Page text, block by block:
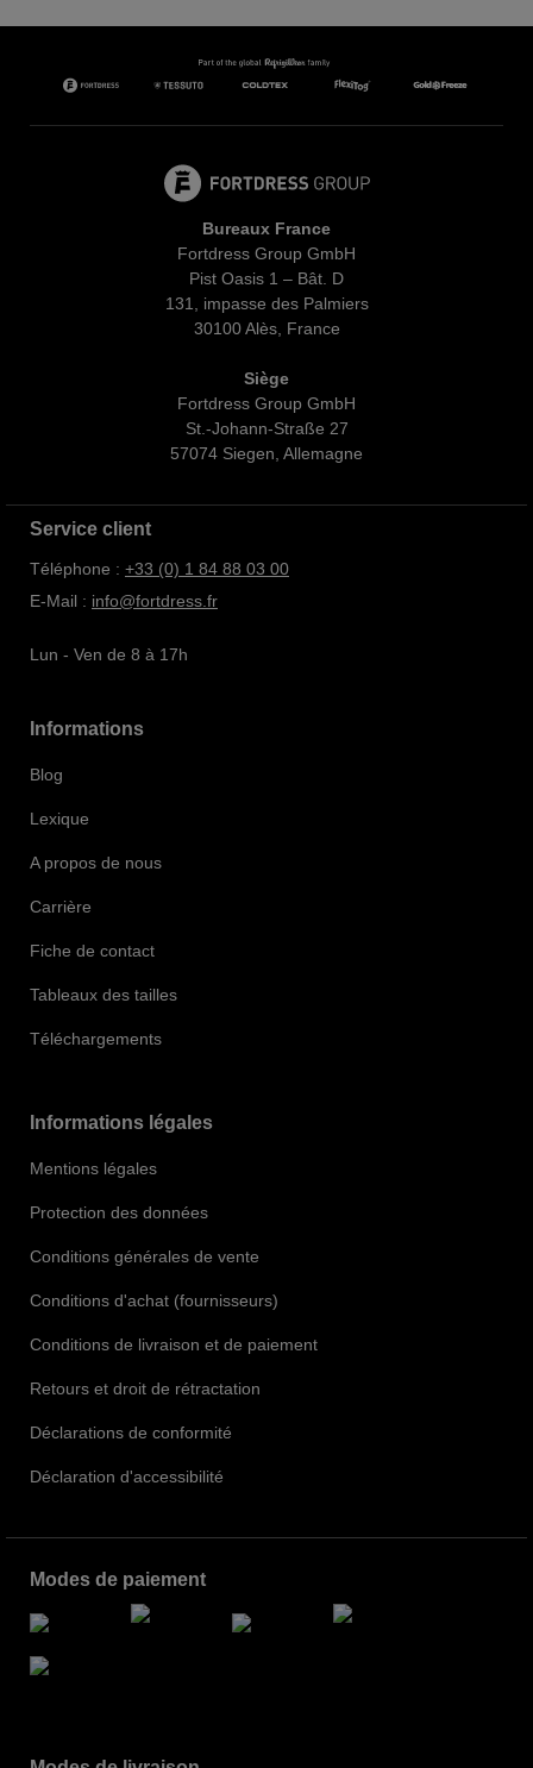
Bureaux France
Fortdress Group GmbH
Pist Oasis 1 – Bât. D
131, impasse des Palmiers
30100 Alès, France
Siège
Fortdress Group GmbH
St.-Johann-Straße 27
57074 Siegen, Allemagne
Service client
Téléphone : +33 (0) 1 84 88 03 00
E-Mail : info@fortdress.fr
Lun - Ven de 8 à 17h
Informations
Blog
Lexique
A propos de nous
Carrière
Fiche de contact
Tableaux des tailles
Téléchargements
Informations légales
Mentions légales
Protection des données
Conditions générales de vente
Conditions d'achat (fournisseurs)
Conditions de livraison et de paiement
Retours et droit de rétractation
Déclarations de conformité
Déclaration d'accessibilité
Modes de paiement